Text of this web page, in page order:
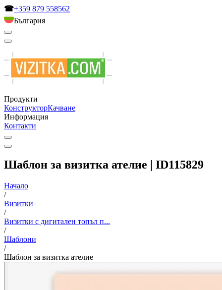
☎+359 879 558562
България
Продукти
КонструкторКачване
Информация
Контакти
Шаблон за визитка ателие | ID115829
Начало
/
Визитки
/
Визитки с дигитален топъл п...
/
Шаблони
/
Шаблон за визитка ателие